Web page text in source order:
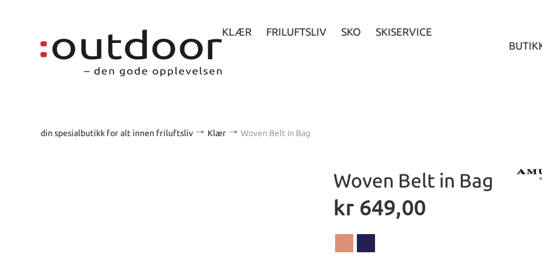
KLÆR FRILUFTSLIV SKO
SKISERVICE
din spesialbutikk for alt innen friluftsliv Klær Woven Belt in Bag
Woven Belt in Bag
kr 649,00